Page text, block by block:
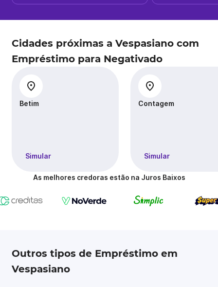
Cidades próximas a Vespasiano com
Empréstimo para Negativado
Betim
Simular
Contagem
Simular
As melhores credoras estão na Juros Baixos
Outros tipos de Empréstimo em
Vespasiano